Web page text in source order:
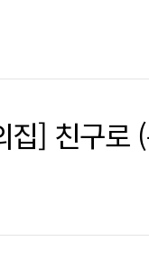
집] 친구로